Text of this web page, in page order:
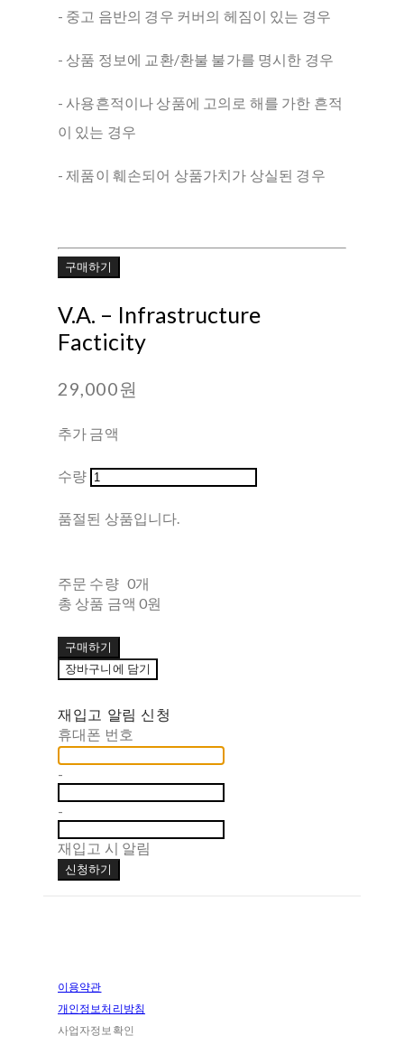
- 중고 음반의 경우 커버의 헤짐이 있는 경우
- 상품 정보에 교환/환불 불가를 명시한 경우
- 사용흔적이나 상품에 고의로 해를 가한 흔적
이 있는 경우
- 제품이 훼손되어 상품가치가 상실된 경우
구매하기
V.A. ‎– Infrastructure
Facticity
29,000원
추가 금액
수량
품절된 상품입니다.
주문 수량 0개
총 상품 금액 0원
구매하기
장바구니에 담기
재입고 알림 신청
휴대폰 번호
-
-
재입고 시 알림
신청하기
이용약관
개인정보처리방침
사업자정보확인